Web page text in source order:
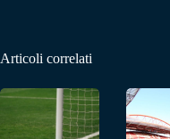
Articoli correlati